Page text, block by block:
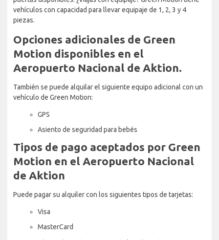
vehículos con capacidad para llevar equipaje de 1, 2, 3 y 4
piezas.
Opciones adicionales de Green
Motion disponibles en el
Aeropuerto Nacional de Aktion.
También se puede alquilar el siguiente equipo adicional con un
vehículo de Green Motion:
GPS
Asiento de seguridad para bebés
Tipos de pago aceptados por Green
Motion en el Aeropuerto Nacional
de Aktion
Puede pagar su alquiler con los siguientes tipos de tarjetas:
Visa
MasterCard